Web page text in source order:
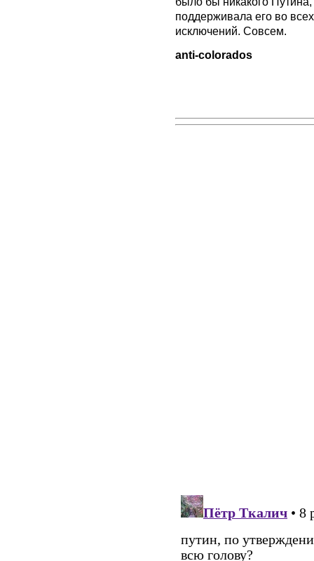
поддерживала его во
исключений. Совсем.
anti-colorados